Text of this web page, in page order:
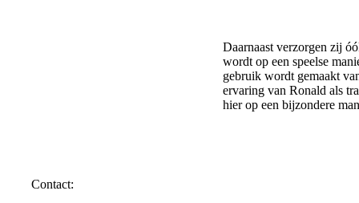
Daarnaast verzorgen zij
wordt op een speelse
gebruik wordt gemaakt
ervaring van Ronald als
hier op een bijzondere
Contact: